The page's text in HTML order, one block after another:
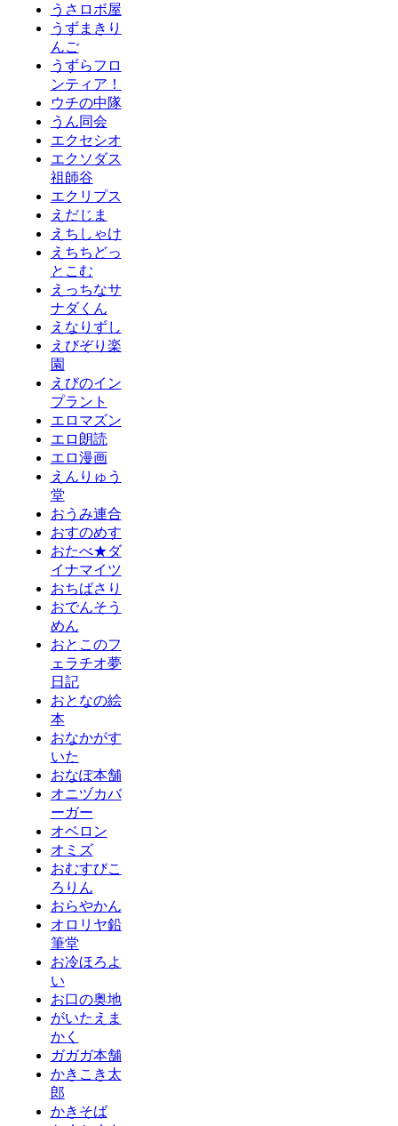
うさロボ屋
うずまきり
んご
うずらフロ
ンティア！
ウチの中隊
うん同会
エクセシオ
エクソダス
祖師谷
エクリプス
えだじま
えちしゃけ
えちちどっ
とこむ
えっちなサ
ナダくん
えなりずし
えびぞり楽
園
えびのイン
プラント
エロマズン
エロ朗読
エロ漫画
えんりゅう
堂
おうみ連合
おすのめす
おたべ★ダ
イナマイツ
おちばさり
おでんそう
めん
おとこのフ
ェラチオ夢
日記
おとなの絵
本
おなかがす
いた
おなぽ本舗
オニヅカバ
ーガー
オベロン
オミズ
おむすびこ
ろりん
おらやかん
オロリヤ鉛
筆堂
お冷ほろよ
い
お口の奥地
がいたえま
かく
ガガガ本舗
かきこき太
郎
かきそば